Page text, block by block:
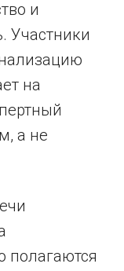
и
Участники
на
а не
полагаются